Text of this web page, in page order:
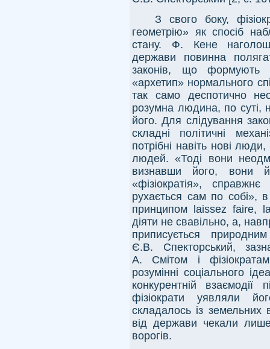
З свого боку,
геометрію» як спосіб
стану. Ф. Кене
держави повинна
законів, що формують
«архетип» нормального
так само деспотично
розумна людина, по суті,
його. Для слідування
складні політичні
потрібні навіть нові
людей. «Тоді вони
визнавши його, вони
«фізіократія»,
рухається сам по собі»,
принципом laissez faire,
діяти не свавільно, а,
приписується
Є.В. Спекторський,
А. Смітом і
розумінні соціального
конкурентній взаємодії
фізіократи уявляли
складалось із земельних
від держави чекали лише
ворогів.